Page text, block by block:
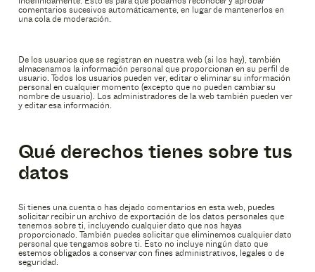
comentarios sucesivos automáticamente, en lugar de mantenerlos en
una cola de moderación.
De los usuarios que se registran en nuestra web (si los hay), también
almacenamos la información personal que proporcionan en su perfil de
usuario. Todos los usuarios pueden ver, editar o eliminar su información
personal en cualquier momento (excepto que no pueden cambiar su
nombre de usuario). Los administradores de la web también pueden ver
y editar esa información.
Qué derechos tienes sobre tus
datos
Si tienes una cuenta o has dejado comentarios en esta web, puedes
solicitar recibir un archivo de exportación de los datos personales que
tenemos sobre ti, incluyendo cualquier dato que nos hayas
proporcionado. También puedes solicitar que eliminemos cualquier dato
personal que tengamos sobre ti. Esto no incluye ningún dato que
estemos obligados a conservar con fines administrativos, legales o de
seguridad.